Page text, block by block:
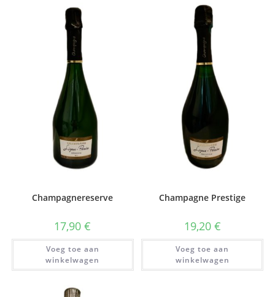
Champagnereserve
17,90€
Voeg toe aan
winkelwagen
Champagne Prestige
19,20 €
Voeg toe aan
winkelwagen